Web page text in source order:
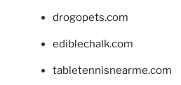
drogopets.com
ediblechalk.com
tabletennisnearme.com